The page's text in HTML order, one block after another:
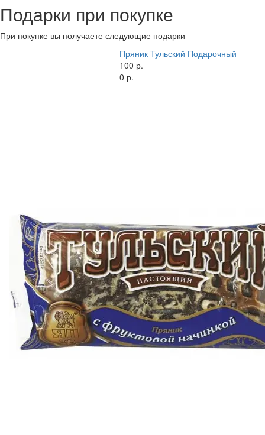
Подарки при покупке
При покупке вы получаете следующие подарки
Пряник Тульский Подарочный
100 р.
0 р.